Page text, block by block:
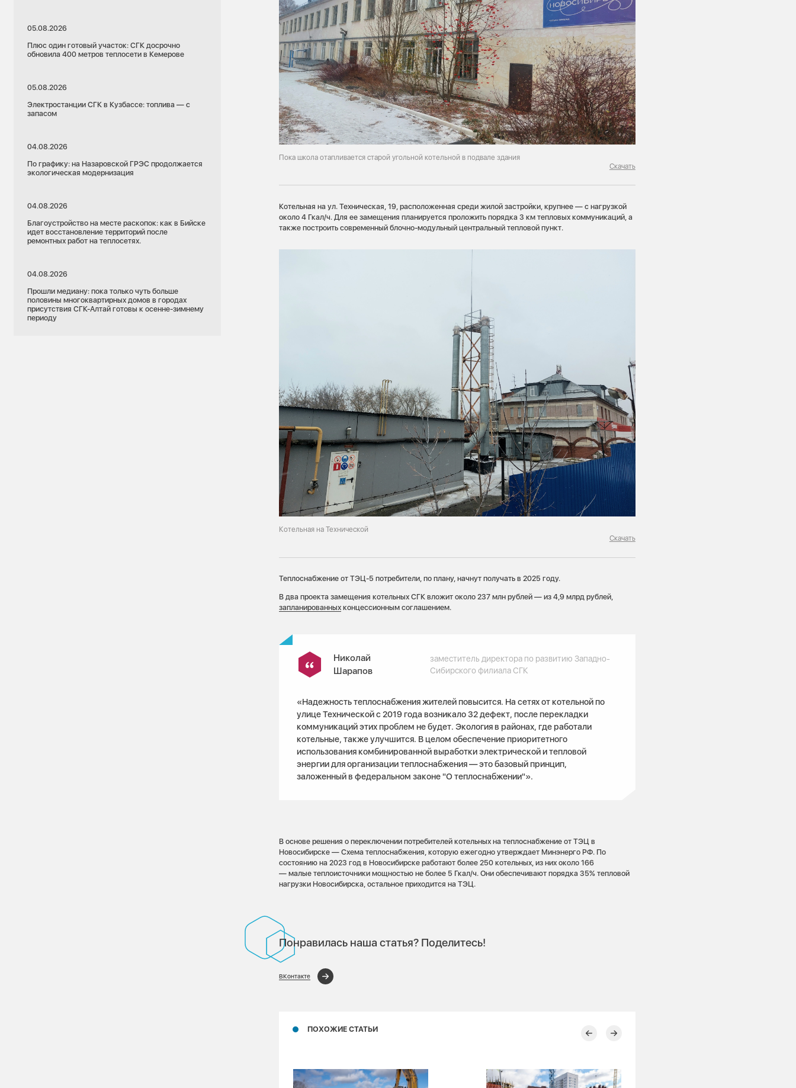
05.08.2026
Плюс один готовый участок: СГК досрочно
обновила 400 метров теплосети в Кемерове
05.08.2026
Электростанции СГК в Кузбассе: топлива — с
запасом
04.08.2026
По графику: на Назаровской ГРЭС продолжается
экологическая модернизация
04.08.2026
Благоустройство на месте раскопок: как в Бийске
идет восстановление территорий после
ремонтных работ на теплосетях.
04.08.2026
Прошли медиану: пока только чуть больше
половины многоквартирных домов в городах
присутствия СГК-Алтай готовы к осенне-зимнему
периоду
Пока школа отапливается старой угольной котельной в подвале здания
Скачать
Котельная на ул. Техническая, 19, расположенная среди жилой застройки, крупнее — с нагрузкой
около 4 Гкал/ч. Для ее замещения планируется проложить порядка 3 км тепловых коммуникаций, а
также построить современный блочно-модульный центральный тепловой пункт.
Котельная на Технической
Скачать
Теплоснабжение от ТЭЦ-5 потребители, по плану, начнут получать в 2025 году.
В два проекта замещения котельных СГК вложит около 237 млн рублей — из 4,9 млрд рублей,
запланированных концессионным соглашением.
Николай
Шарапов
заместитель директора по развитию Западно-
Сибирского филиала СГК
«Надежность теплоснабжения жителей повысится. На сетях от котельной по
улице Технической с 2019 года возникало 32 дефект, после перекладки
коммуникаций этих проблем не будет. Экология в районах, где работали
котельные, также улучшится. В целом обеспечение приоритетного
использования комбинированной выработки электрической и тепловой
энергии для организации теплоснабжения — это базовый принцип,
заложенный в федеральном законе "О теплоснабжении"».
В основе решения о переключении потребителей котельных на теплоснабжение от ТЭЦ в
Новосибирске — Схема теплоснабжения, которую ежегодно утверждает Минэнерго РФ. По
состоянию на 2023 год в Новосибирске работают более 250 котельных, из них около 166
— малые теплоисточники мощностью не более 5 Гкал/ч. Они обеспечивают порядка 35% тепловой
нагрузки Новосибирска, остальное приходится на ТЭЦ.
Понравилась наша статья? Поделитесь!
ВКонтакте
ПОХОЖИЕ СТАТЬИ